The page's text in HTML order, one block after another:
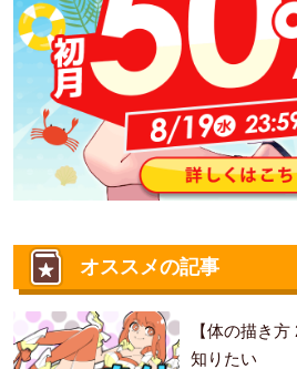
オススメの記事
【体の描き
知りたい